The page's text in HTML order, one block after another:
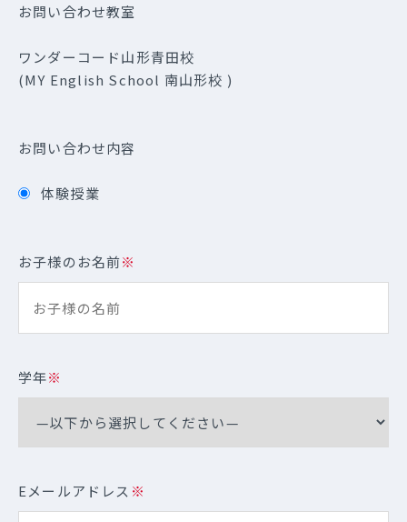
お問い合わせ教室
ワンダーコード山形青田校
(MY English School 南山形校 )
お問い合わせ内容
体験授業
お子様のお名前※
学年※
Eメールアドレス ※